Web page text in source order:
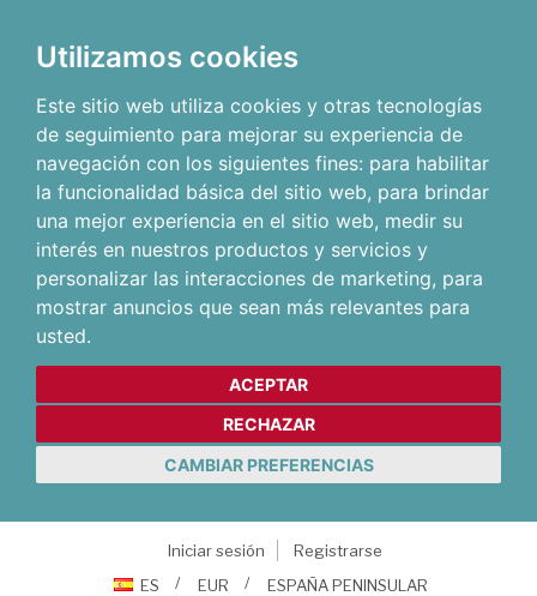
Utilizamos cookies
Este sitio web utiliza cookies y otras tecnologías
de seguimiento para mejorar su experiencia de
navegación con los siguientes fines: para habilitar
la funcionalidad básica del sitio web, para brindar
una mejor experiencia en el sitio web, medir su
interés en nuestros productos y servicios y
personalizar las interacciones de marketing, para
mostrar anuncios que sean más relevantes para
usted.
ACEPTAR
RECHAZAR
CAMBIAR PREFERENCIAS
Iniciar sesión
Registrarse
ES
EUR ESPAÑA PENINSULAR